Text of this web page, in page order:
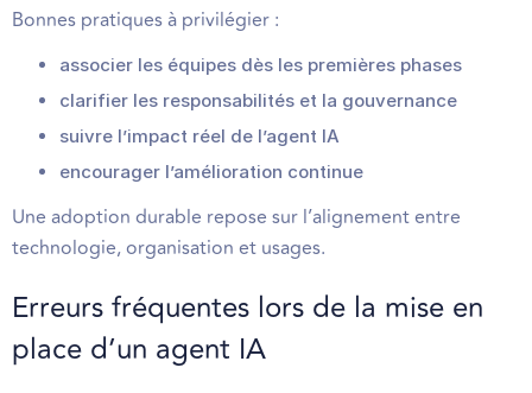
Bonnes pratiques à privilégier :
associer les équipes dès les premières phases
clarifier les responsabilités et la gouvernance
suivre l’impact réel de l’agent IA
encourager l’amélioration continue
Une adoption durable repose sur l’alignement entre
technologie, organisation et usages.
Erreurs fréquentes lors de la mise en
place d’un agent IA